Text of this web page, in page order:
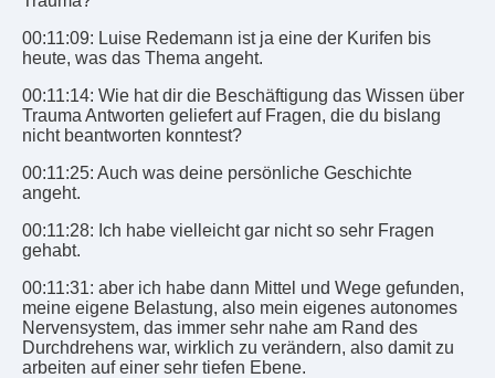
00:11:09: Luise Redemann ist ja eine der Kurifen bis
heute, was das Thema angeht.
00:11:14: Wie hat dir die Beschäftigung das Wissen über
Trauma Antworten geliefert auf Fragen, die du bislang
nicht beantworten konntest?
00:11:25: Auch was deine persönliche Geschichte
angeht.
00:11:28: Ich habe vielleicht gar nicht so sehr Fragen
gehabt.
00:11:31: aber ich habe dann Mittel und Wege gefunden,
meine eigene Belastung, also mein eigenes autonomes
Nervensystem, das immer sehr nahe am Rand des
Durchdrehens war, wirklich zu verändern, also damit zu
arbeiten auf einer sehr tiefen Ebene.